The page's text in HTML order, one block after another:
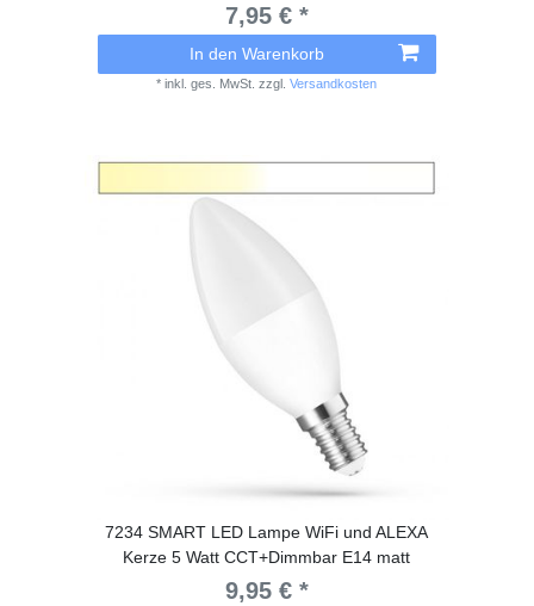
7,95 € *
In den Warenkorb
*inkl. ges. MwSt. zzgl.Versandkosten
7234 SMART LED Lampe WiFi und ALEXA
Kerze 5 Watt CCT+Dimmbar E14 matt
9,95 € *